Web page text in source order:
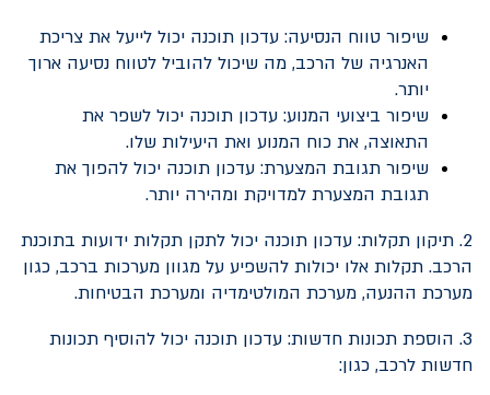
שיפור טווח הנסיעה: עדכון תוכנה יכול לייעל את צריכת
האנרגיה של הרכב, מה שיכול להוביל לטווח נסיעה ארוך
יותר.
שיפור ביצועי המנוע: עדכון תוכנה יכול לשפר את
התאוצה, את כוח המנוע ואת היעילות שלו.
שיפור תגובת המצערת: עדכון תוכנה יכול להפוך את
תגובת המצערת למדויקת ומהירה יותר.
2. תיקון תקלות: עדכון תוכנה יכול לתקן תקלות ידועות בתוכנת
הרכב. תקלות אלו יכולות להשפיע על מגוון מערכות ברכב, כגון
מערכת ההנעה, מערכת המולטימדיה ומערכת הבטיחות.
3. הוספת תכונות חדשות: עדכון תוכנה יכול להוסיף תכונות
חדשות לרכב, כגון: